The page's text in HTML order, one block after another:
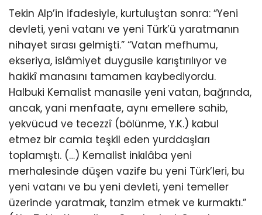
Tekin Alp’in ifadesiyle, kurtuluştan sonra: “Yeni
devleti, yeni vatanı ve yeni Türk’ü yaratmanın
nihayet sırası gelmişti.” “Vatan mefhumu,
ekseriya, islâmiyet duygusile karıştırılıyor ve
hakikî manasını tamamen kaybediyordu.
Halbuki Kemalist manasile yeni vatan, bağrında,
ancak, yani menfaate, aynı emellere sahib,
yekvücud ve tecezzî (bölünme, Y.K.) kabul
etmez bir camia teşkil eden yurddaşları
toplamıştı. (…) Kemalist inkılâba yeni
merhalesinde düşen vazife bu yeni Türk’leri, bu
yeni vatanı ve bu yeni devleti, yeni temeller
üzerinde yaratmak, tanzim etmek ve kurmaktı.”